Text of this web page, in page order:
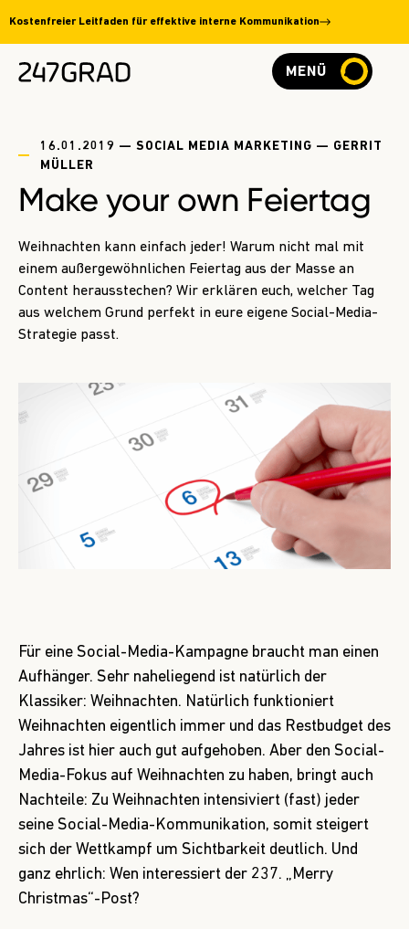
Kostenfreier Leitfaden für effektive interne Kommunikation
MENÜ
16.01.2019 — SOCIAL MEDIA MARKETING — GERRIT
MÜLLER
Make your own Feiertag
Weihnachten kann einfach jeder! Warum nicht mal mit
einem außergewöhnlichen Feiertag aus der Masse an
Content herausstechen? Wir erklären euch, welcher Tag
aus welchem Grund perfekt in eure eigene Social-Media-
Strategie passt.
Für eine Social-Media-Kampagne braucht man einen
Aufhänger. Sehr naheliegend ist natürlich der
Klassiker: Weihnachten. Natürlich funktioniert
Weihnachten eigentlich immer und das Restbudget des
Jahres ist hier auch gut aufgehoben. Aber den Social-
Media-Fokus auf Weihnachten zu haben, bringt auch
Nachteile: Zu Weihnachten intensiviert (fast) jeder
seine Social-Media-Kommunikation, somit steigert
sich der Wettkampf um Sichtbarkeit deutlich. Und
ganz ehrlich: Wen interessiert der 237. „Merry
Christmas“-Post?